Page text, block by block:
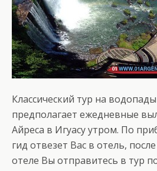
Классический тур на
предполагает ежедневные
Айреса в Игуасу утром. По
гид отвезет Вас в отель,
отеле Вы отправитесь в тур